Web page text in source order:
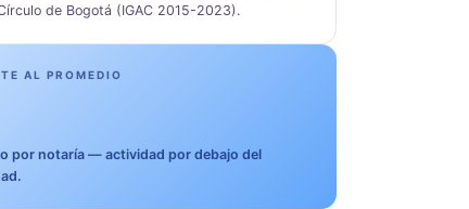
de Bogotá (IGAC 2015-2023).
AL PROMEDIO
por notaría — actividad por debajo del